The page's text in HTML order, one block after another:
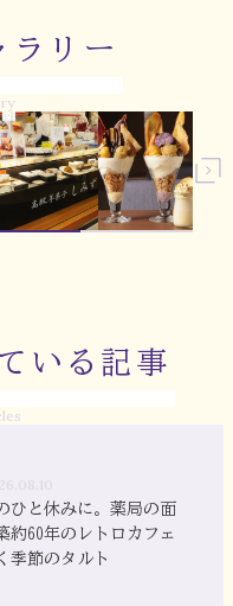
ラリー
いる記事
ひと休みに。薬局の面
約60年のレトロカフェ
季節のタルト